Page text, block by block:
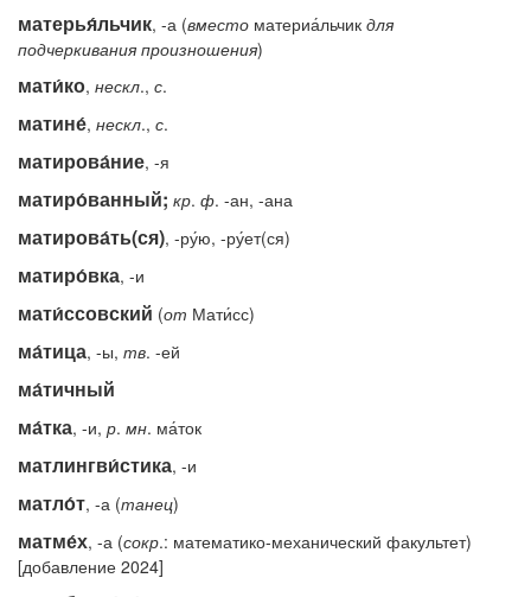
матерья́льчик, -а (вместо материа́льчик для
подчеркивания произношения)
мати́ко, нескл., с.
матине́, нескл., с.
матирова́ние, -я
матиро́ванный; кр. ф. -ан, -ана
матирова́ть(ся), -ру́ю, -ру́ет(ся)
матиро́вка, -и
мати́ссовский (от Мати́сс)
ма́тица, -ы, тв. -ей
ма́тичный
ма́тка, -и, р. мн. ма́ток
матлингви́стика, -и
матло́т, -а (танец)
матме́х, -а (сокр.: математико-механический факультет)
[добавление 2024]